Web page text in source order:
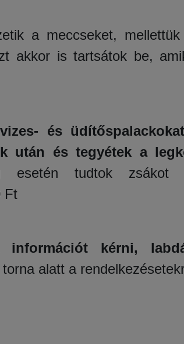
a meccseket, mellettük
akkor is tartsátok be,
vizes- és
után és tegyétek a
esetén tudtok
Ft
információt kérni,
alatt a